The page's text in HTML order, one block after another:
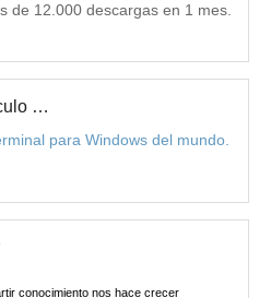
de 12.000 descargas en 1 mes.
…
para Windows del mundo.
conocimiento nos hace crecer